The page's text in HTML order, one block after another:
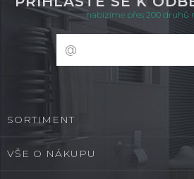
nabízíme přes 200 druhů
SORTIMENT
VŠE O NÁKUPU